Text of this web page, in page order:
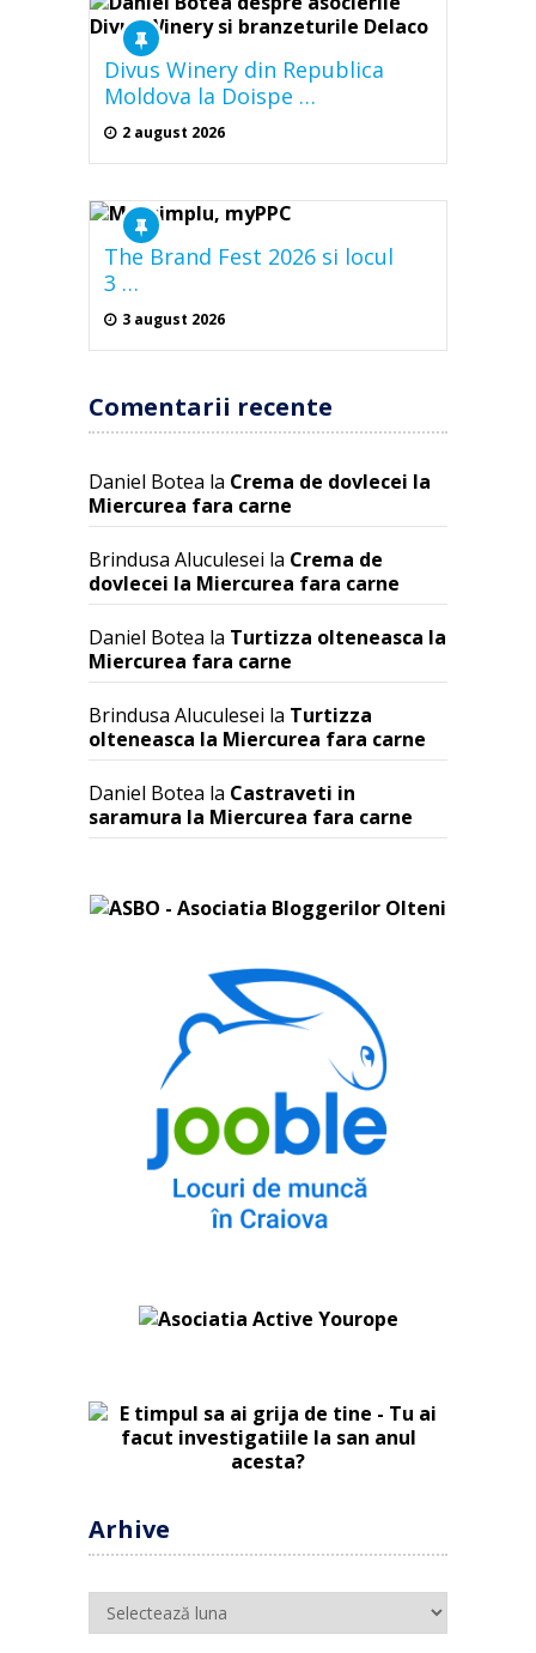
Divus Winery din Republica
Moldova la Doispe …
2 august 2026
The Brand Fest 2026 si locul
3 …
3 august 2026
Comentarii recente
Daniel Botea la Crema de dovlecei la
Miercurea fara carne
Brindusa Aluculesei la Crema de
dovlecei la Miercurea fara carne
Daniel Botea la Turtizza olteneasca la
Miercurea fara carne
Brindusa Aluculesei la Turtizza
olteneasca la Miercurea fara carne
Daniel Botea la Castraveti in
saramura la Miercurea fara carne
Arhive
Arhive